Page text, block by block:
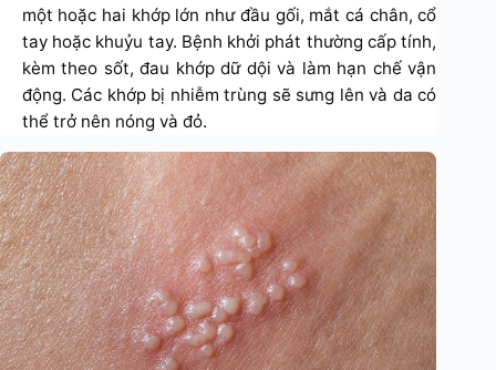
một hoặc hai khớp lớn như đầu gối, mắt cá chân, cổ
tay hoặc khuỷu tay. Bệnh khởi phát thường cấp tính,
kèm theo sốt, đau khớp dữ dội và làm hạn chế vận
động. Các khớp bị nhiễm trùng sẽ sưng lên và da có
thể trở nên nóng và đỏ.